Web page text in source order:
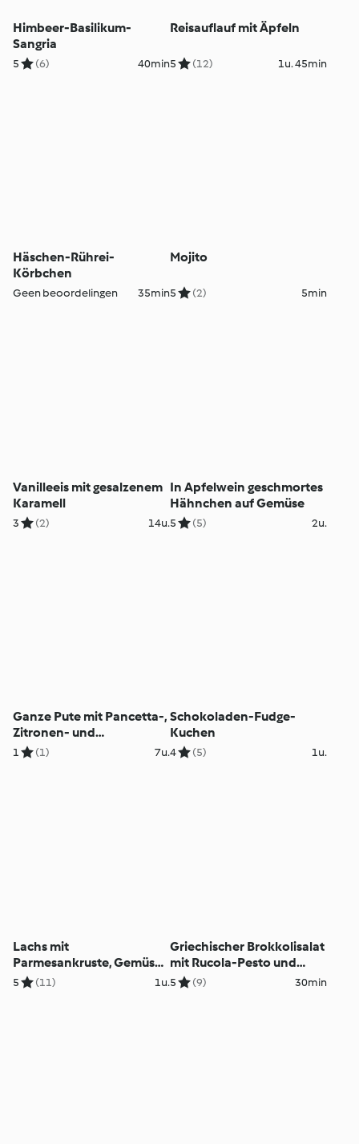
Himbeer-Basilikum-
Sangria
5 (6) 40min
Reisauflauf mit Äpfeln
5 (12) 1u. 45min
Häschen-Rührei-
Körbchen
Geen beoordelingen 35min
Mojito
5 (2) 5min
Vanilleeis mit gesalzenem
Karamell
3 (2) 14u.
In Apfelwein geschmortes
Hähnchen auf Gemüse
5 (5) 2u.
Ganze Pute mit Pancetta-,
Zitronen- und
Kräuterfüllung
1 (1) 7u.
Schokoladen-Fudge-
Kuchen
4 (5) 1u.
Lachs mit
Parmesankruste, Gemüse
und Zitronensauce
5 (11) 1u.
Griechischer Brokkolisalat
mit Rucola-Pesto und
gerösteter Zitrone
5 (9) 30min